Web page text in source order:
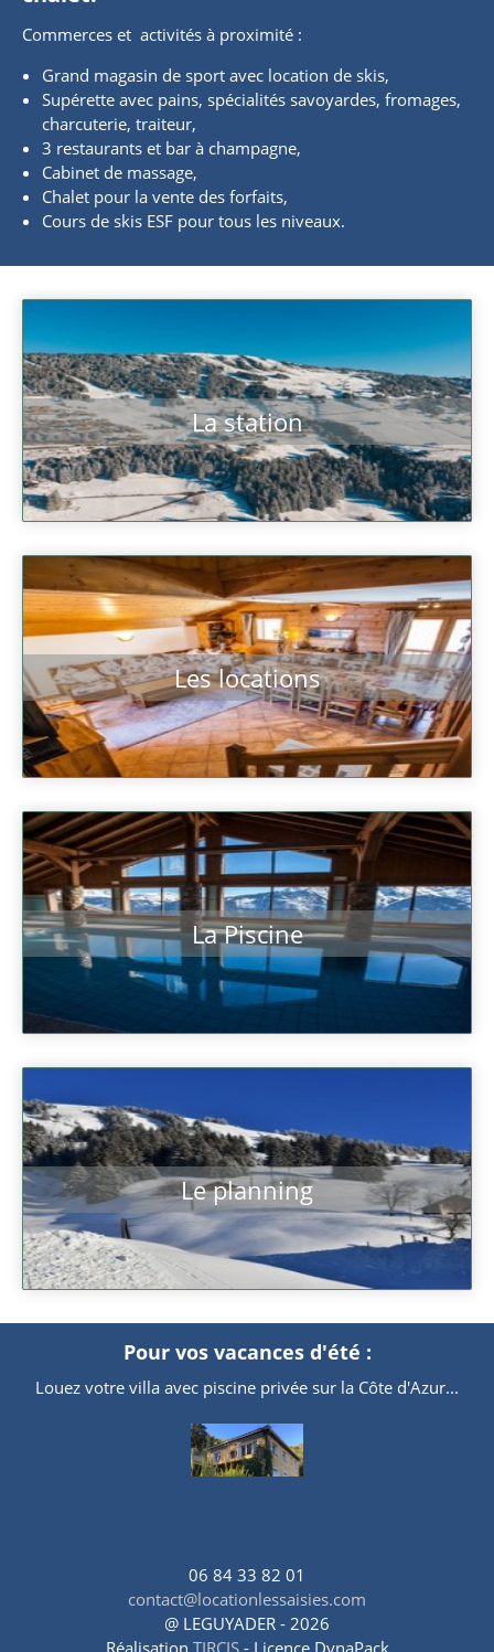
Commerces et activités à proximité :
Grand magasin de sport avec location de skis,
Supérette avec pains, spécialités savoyardes, fromages,
charcuterie, traiteur,
3 restaurants et bar à champagne,
Cabinet de massage,
Chalet pour la vente des forfaits,
Cours de skis ESF pour tous les niveaux.
La station
Les locations
La Piscine
Le planning
Pour vos vacances d'été :
Louez votre villa avec piscine privée sur la Côte d'Azur...
06 84 33 82 01
contact@locationlessaisies.com
@ LEGUYADER - 2026
Réalisation TIRCIS- Licence DynaPack